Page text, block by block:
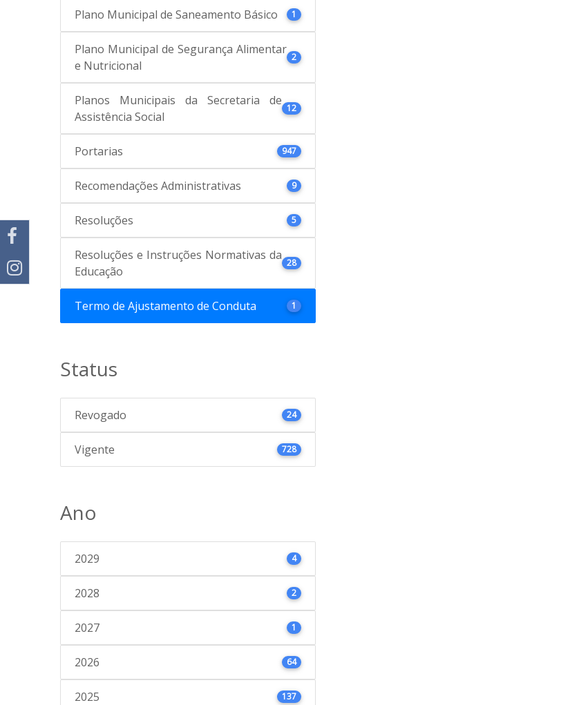
Plano Municipal de Saneamento Básico 1
Plano Municipal de Segurança Alimentar
e Nutricional
2
Planos Municipais da Secretaria de
Assistência Social
12
Portarias 947
Recomendações Administrativas 9
Resoluções 5
Resoluções e Instruções Normativas da
Educação
28
Termo de Ajustamento de Conduta 1
Status
Revogado 24
Vigente 728
Ano
2029 4
2028 2
2027 1
2026 64
2025 137